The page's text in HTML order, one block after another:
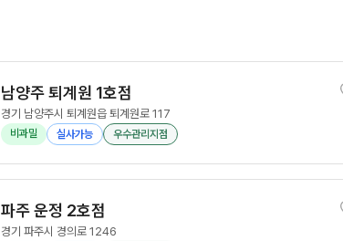
남양주 퇴계원 1호점
경기 남양주시 퇴계원읍 퇴계원로 117
비과밀 실사가능 우수관리지점
파주 운정 2호점
경기 파주시 경의로 1246